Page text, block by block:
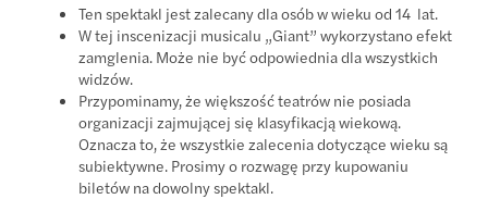
Ten spektakl jest zalecany dla osób w wieku od 14 lat.
W tej inscenizacji musicalu „Giant” wykorzystano efekt
zamglenia. Może nie być odpowiednia dla wszystkich
widzów.
Przypominamy, że większość teatrów nie posiada
organizacji zajmującej się klasyfikacją wiekową.
Oznacza to, że wszystkie zalecenia dotyczące wieku są
subiektywne. Prosimy o rozwagę przy kupowaniu
biletów na dowolny spektakl.